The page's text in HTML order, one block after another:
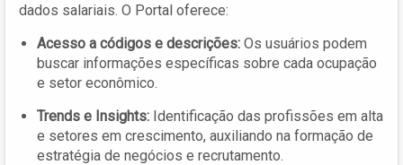
dados salariais. O Portal oferece:
Acesso a códigos e descrições: Os usuários podem
buscar informações específicas sobre cada ocupação
e setor econômico.
Trends e Insights: Identificação das profissões em alta
e setores em crescimento, auxiliando na formação de
estratégia de negócios e recrutamento.